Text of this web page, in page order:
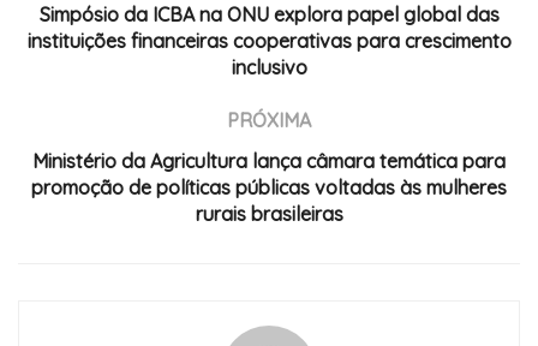
Simpósio da ICBA na ONU explora papel global das
instituições financeiras cooperativas para crescimento
inclusivo
PRÓXIMA
Ministério da Agricultura lança câmara temática para
promoção de políticas públicas voltadas às mulheres
rurais brasileiras